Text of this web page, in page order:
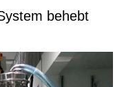
behebt